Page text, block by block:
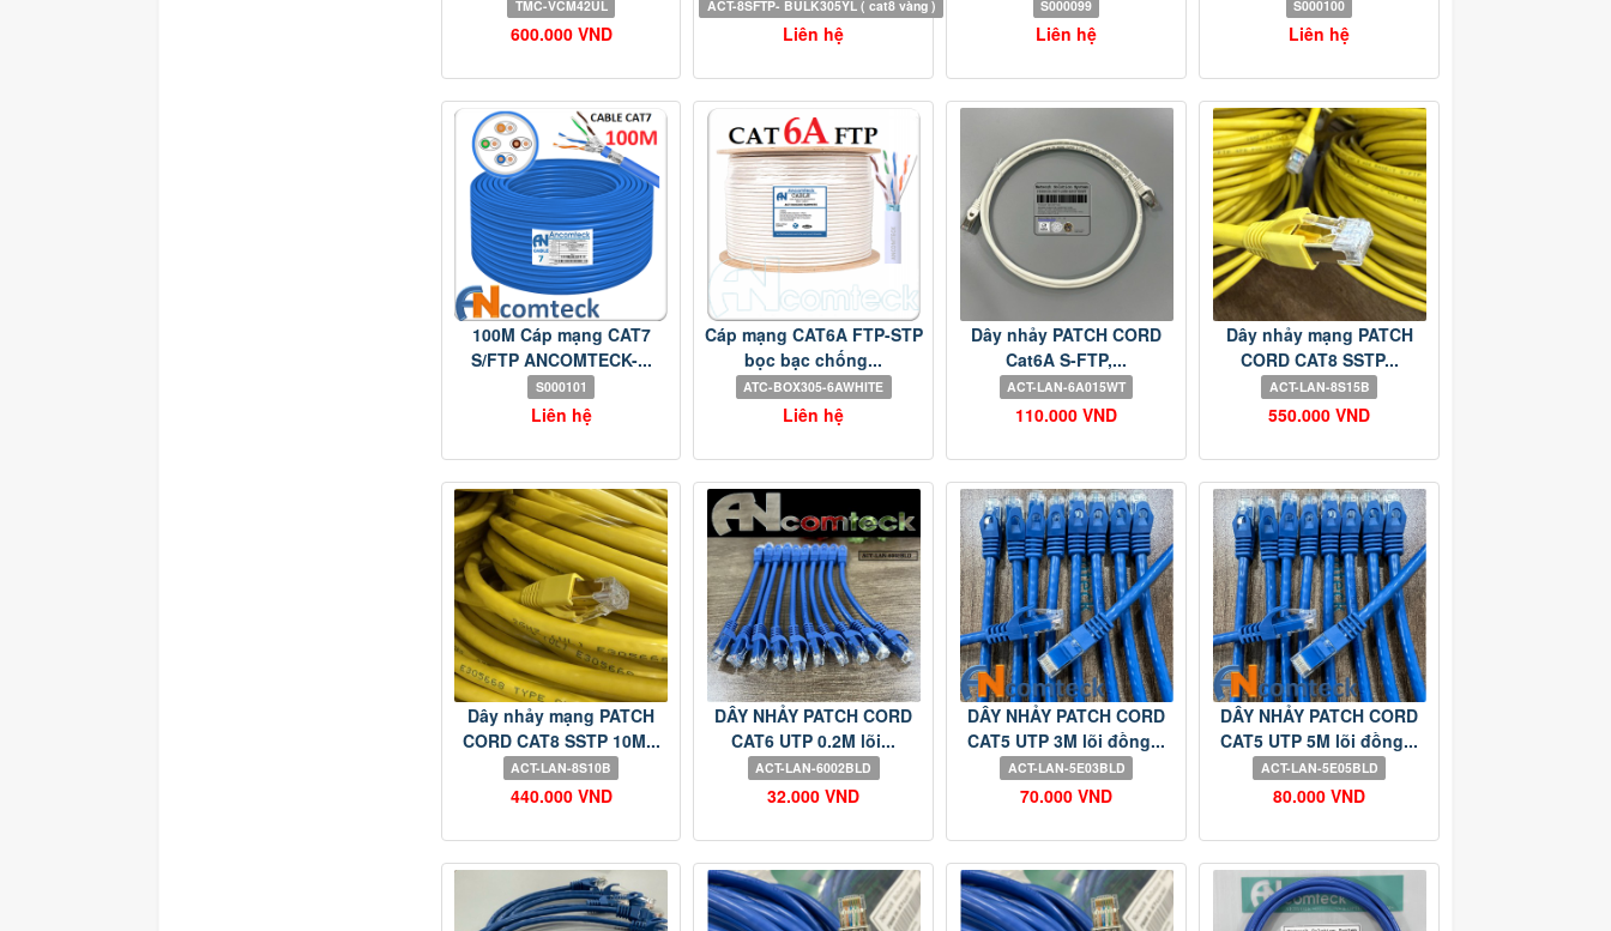
TMC-VCM42UL
600.000 VND
ACT-8SFTP- BULK305YL ( cat8 vàng )
Liên hệ
S000099
Liên hệ
S000100
Liên hệ
100M Cáp mạng CAT7
S/FTP ANCOMTECK-...
S000101
Liên hệ
Cáp mạng CAT6A FTP-STP
bọc bạc chống...
ATC-BOX305-6AWHITE
Liên hệ
Dây nhảy PATCH CORD
Cat6A S-FTP,...
ACT-LAN-6A015WT
110.000 VND
Dây nhảy mạng PATCH
CORD CAT8 SSTP...
ACT-LAN-8S15B
550.000 VND
Dây nhảy mạng PATCH
CORD CAT8 SSTP 10M...
ACT-LAN-8S10B
440.000 VND
DÂY NHẢY PATCH CORD
CAT6 UTP 0.2M lõi...
ACT-LAN-6002BLD
32.000 VND
DÂY NHẢY PATCH CORD
CAT5 UTP 3M lõi đồng...
ACT-LAN-5E03BLD
70.000 VND
DÂY NHẢY PATCH CORD
CAT5 UTP 5M lõi đồng...
ACT-LAN-5E05BLD
80.000 VND